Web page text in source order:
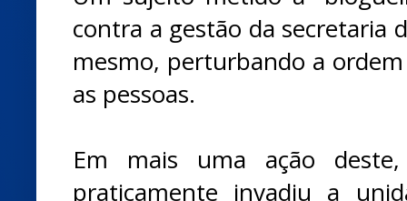
contra a gestão da secretaria
mesmo, perturbando a
as pessoas.
Em mais uma ação
praticamente invadiu a